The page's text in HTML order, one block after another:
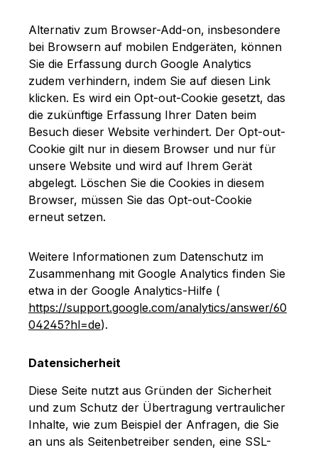
Alternativ zum Browser-Add-on, insbesondere
bei Browsern auf mobilen Endgeräten, können
Sie die Erfassung durch Google Analytics
zudem verhindern, indem Sie auf diesen Link
klicken. Es wird ein Opt-out-Cookie gesetzt, das
die zukünftige Erfassung Ihrer Daten beim
Besuch dieser Website verhindert. Der Opt-out-
Cookie gilt nur in diesem Browser und nur für
unsere Website und wird auf Ihrem Gerät
abgelegt. Löschen Sie die Cookies in diesem
Browser, müssen Sie das Opt-out-Cookie
erneut setzen.
Weitere Informationen zum Datenschutz im
Zusammenhang mit Google Analytics finden Sie
etwa in der Google Analytics-Hilfe (
https://support.google.com/analytics/answer/60
04245?hl=de).
Datensicherheit
Diese Seite nutzt aus Gründen der Sicherheit
und zum Schutz der Übertragung vertraulicher
Inhalte, wie zum Beispiel der Anfragen, die Sie
an uns als Seitenbetreiber senden, eine SSL-